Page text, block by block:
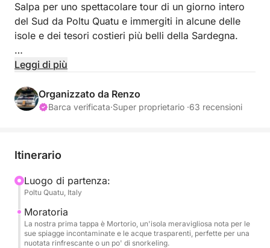
Salpa per uno spettacolare tour di un giorno intero
del Sud da Poltu Quatu e immergiti in alcune delle
isole e dei tesori costieri più belli della Sardegna.
Il biglietto d'ingresso all'Arcipelago della Maddalena
protetto senza pensieri.
navigheremo verso le splendide isole e calette che
della Maddalena e oltre.
La nostra prima tappa sarà l'incantevole Isola di
Mortorio, nota per la sua bellezza selvaggia, le
acque cristalline e l'atmosfera esclusiva, perfetta per
Leggi di più
Organizzato da Renzo
Barca verificata·Super proprietario ·63 recensioni
Itinerario
Luogo di partenza:
Poltu Quatu, Italy
Moratoria
La nostra prima tappa è Mortorio, un'isola meravigliosa nota per le
sue spiagge incontaminate e le acque trasparenti, perfette per una
nuotata rinfrescante o un po' di snorkeling.